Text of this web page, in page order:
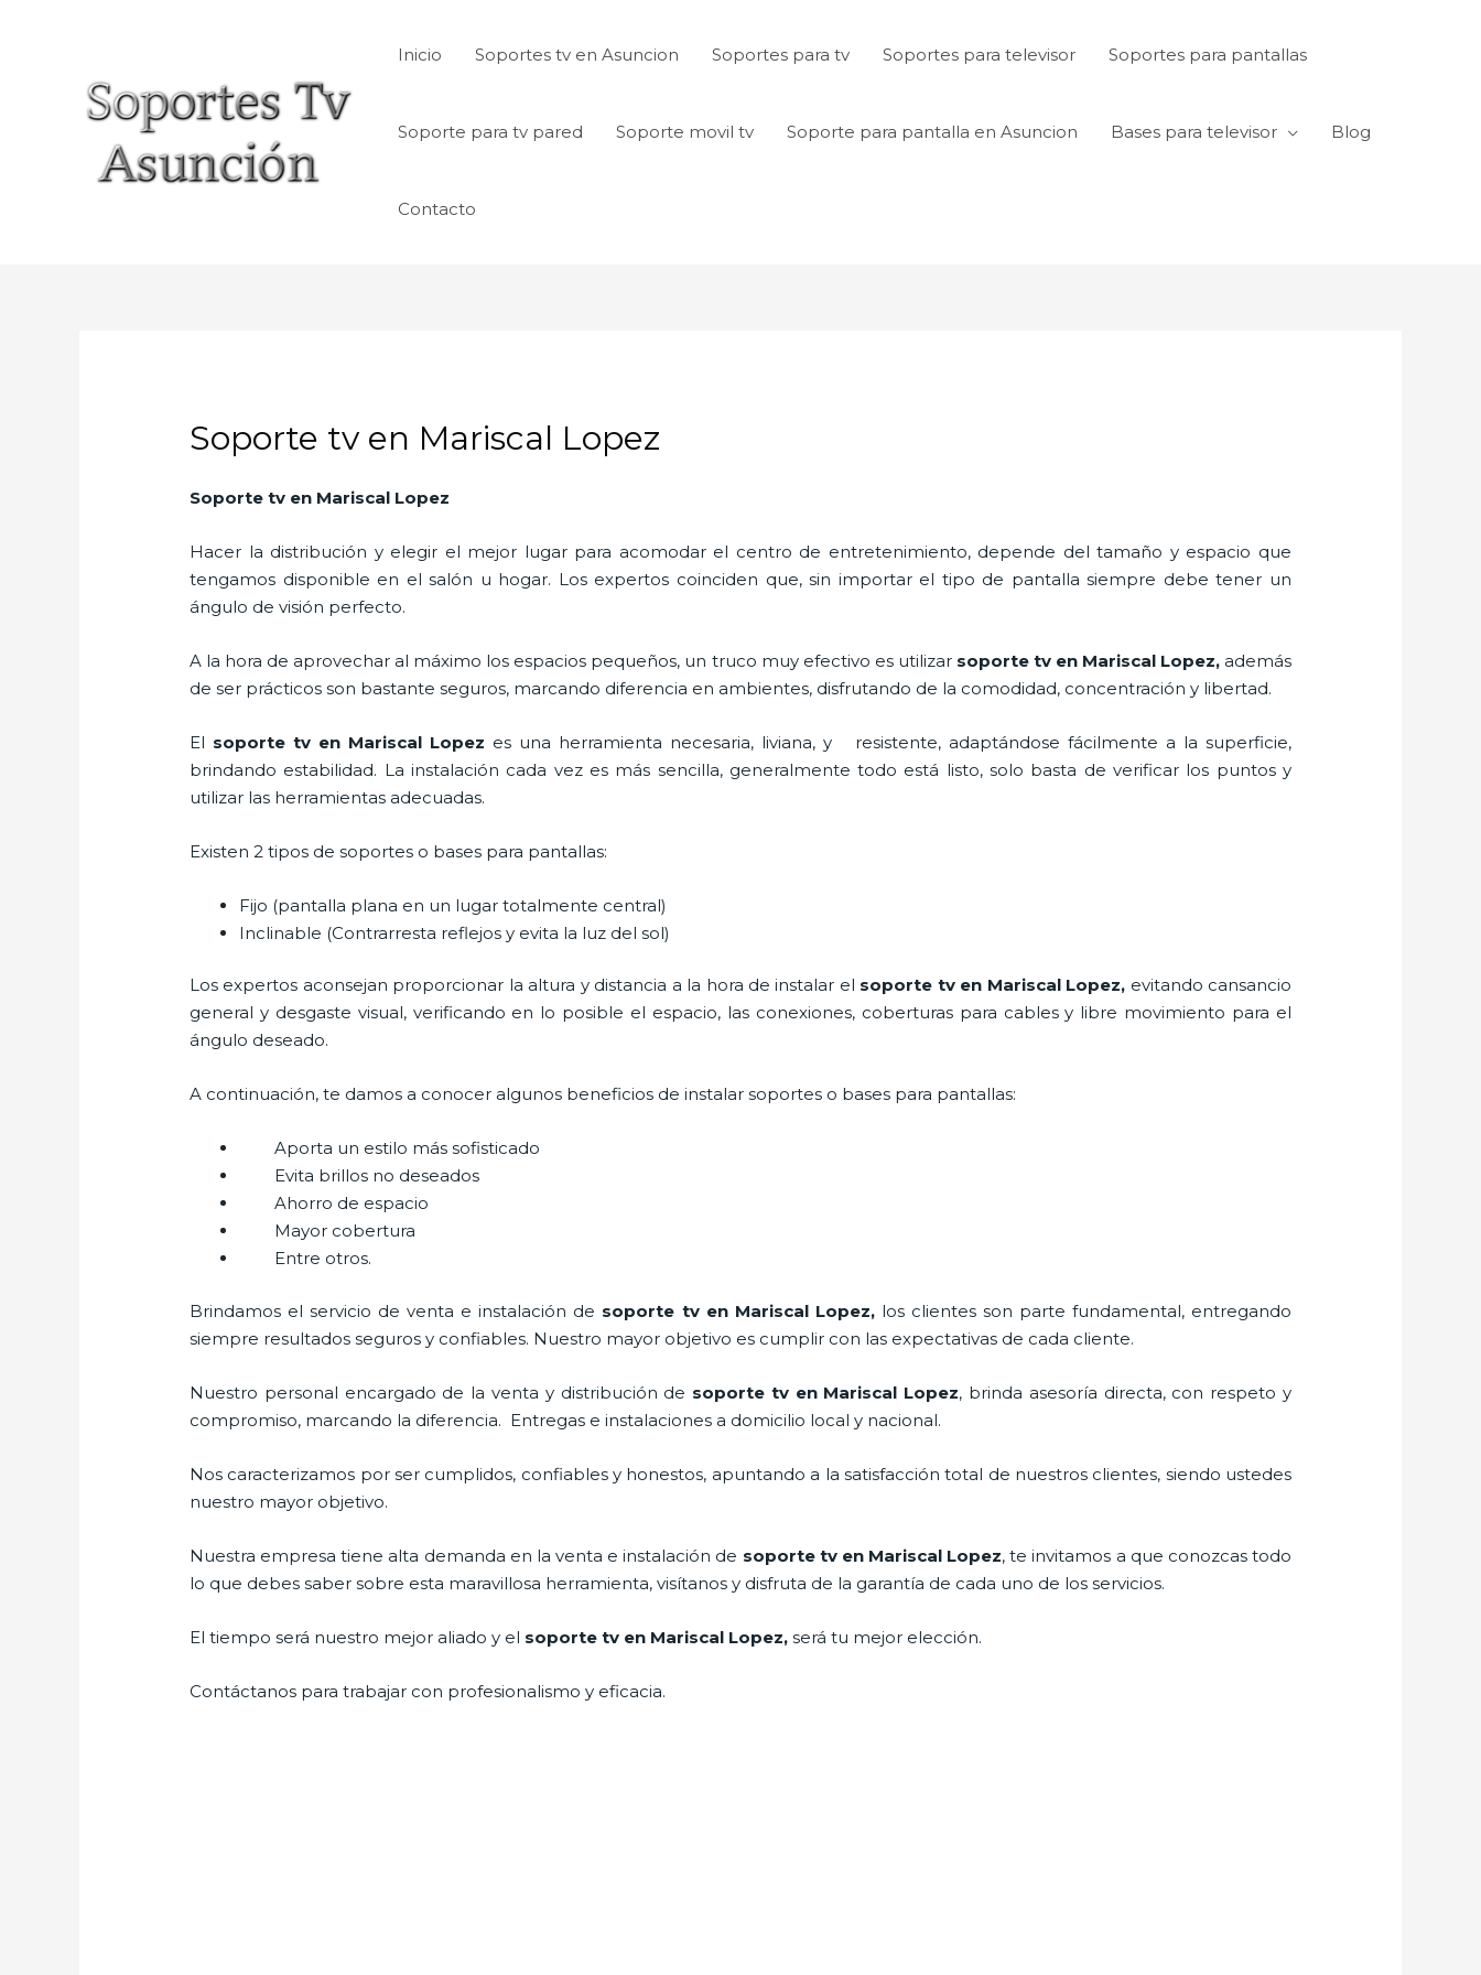
Inicio Soportes tv en Asuncion Soportes para tv Soportes para televisor Soportes para pantallas
Soporte para tv pared Soporte movil tv Soporte para pantalla en Asuncion Bases para televisor Blog
Contacto
Soporte tv en Mariscal Lopez
Soporte tv en Mariscal Lopez
Hacer la distribución y elegir el mejor lugar para acomodar el centro de entretenimiento, depende del tamaño y espacio que
tengamos disponible en el salón u hogar. Los expertos coinciden que, sin importar el tipo de pantalla siempre debe tener un
ángulo de visión perfecto.
A la hora de aprovechar al máximo los espacios pequeños, un truco muy efectivo es utilizar soporte tv en Mariscal Lopez, además
de ser prácticos son bastante seguros, marcando diferencia en ambientes, disfrutando de la comodidad, concentración y libertad.
El soporte tv en Mariscal Lopez es una herramienta necesaria, liviana, y resistente, adaptándose fácilmente a la superficie,
brindando estabilidad. La instalación cada vez es más sencilla, generalmente todo está listo, solo basta de verificar los puntos y
utilizar las herramientas adecuadas.
Existen 2 tipos de soportes o bases para pantallas:
Fijo (pantalla plana en un lugar totalmente central)
Inclinable (Contrarresta reflejos y evita la luz del sol)
Los expertos aconsejan proporcionar la altura y distancia a la hora de instalar el soporte tv en Mariscal Lopez, evitando cansancio
general y desgaste visual, verificando en lo posible el espacio, las conexiones, coberturas para cables y libre movimiento para el
ángulo deseado.
A continuación, te damos a conocer algunos beneficios de instalar soportes o bases para pantallas:
Aporta un estilo más sofisticado
Evita brillos no deseados
Ahorro de espacio
Mayor cobertura
Entre otros.
Brindamos el servicio de venta e instalación de soporte tv en Mariscal Lopez, los clientes son parte fundamental, entregando
siempre resultados seguros y confiables. Nuestro mayor objetivo es cumplir con las expectativas de cada cliente.
Nuestro personal encargado de la venta y distribución de soporte tv en Mariscal Lopez, brinda asesoría directa, con respeto y
compromiso, marcando la diferencia. Entregas e instalaciones a domicilio local y nacional.
Nos caracterizamos por ser cumplidos, confiables y honestos, apuntando a la satisfacción total de nuestros clientes, siendo ustedes
nuestro mayor objetivo.
Nuestra empresa tiene alta demanda en la venta e instalación de soporte tv en Mariscal Lopez, te invitamos a que conozcas todo
lo que debes saber sobre esta maravillosa herramienta, visítanos y disfruta de la garantía de cada uno de los servicios.
El tiempo será nuestro mejor aliado y el soporte tv en Mariscal Lopez,será tu mejor elección.
Contáctanos para trabajar con profesionalismo y eficacia.